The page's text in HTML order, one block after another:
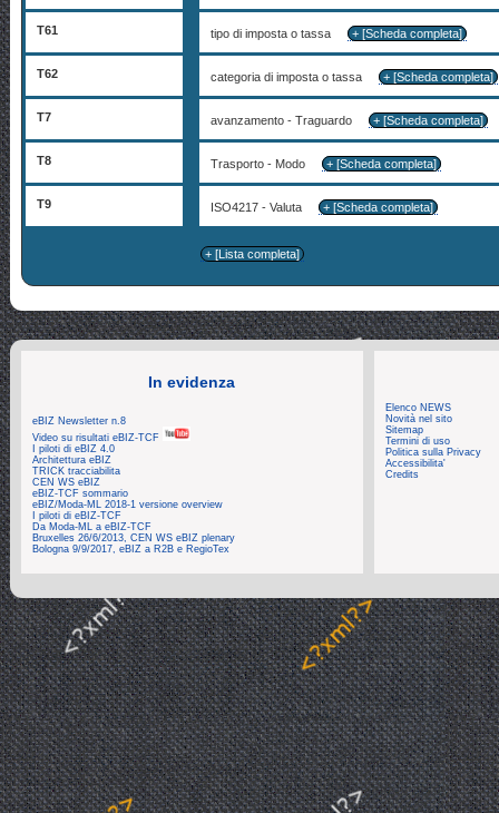
T61 tipo di imposta o tassa + [Scheda completa]
T62 categoria di imposta o tassa + [Scheda completa]
T7 avanzamento - Traguardo + [Scheda completa]
T8 Trasporto - Modo + [Scheda completa]
T9 ISO4217 - Valuta + [Scheda completa]
+ [Lista completa]
In evidenza
eBIZ Newsletter n.8
Video su risultati eBIZ-TCF
I piloti di eBIZ 4.0
Architettura eBIZ
TRICK tracciabilita
CEN WS eBIZ
eBIZ-TCF sommario
eBIZ/Moda-ML 2018-1 versione overview
I piloti di eBIZ-TCF
Da Moda-ML a eBIZ-TCF
Bruxelles 26/6/2013, CEN WS eBIZ plenary
Bologna 9/9/2017, eBIZ a R2B e RegioTex
Elenco NEWS
Novità nel sito
Sitemap
Termini di uso
Politica sulla Privacy
Accessibilita'
Credits